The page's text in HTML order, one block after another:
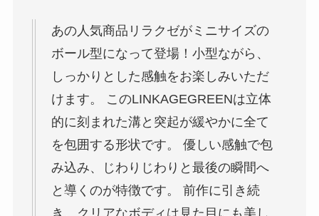
あの人気商品リラクゼがミニサイズの
ボール型になって登場！小型ながら、
しっかりとした感触をお楽しみいただ
けます。 このLINKAGEGREENは立体
的に刻まれた溝と突起が緩やかに全て
を包囲する形状です。 優しい感触で包
み込み、じわりじわりと最後の瞬間へ
と導くのが特徴です。 前作に引き続